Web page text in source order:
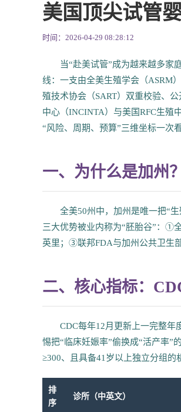
美国顶尖试管
时间：2026-04-29 08:28:12
当“赴美试管”成为越来越多家
线：一支由全美生殖学会（ASRM
殖技术协会（SART）双重校验、
中心（INCINTA）与美国RFC生殖
“风险、周期、预算”三维坐标一次看
一、为什么是加州
全美50州中，加州是唯一把“
三大优势被业内称为“胚胎谷”：①
英里；③联邦FDA与加州公共卫生
二、核心指标：
CDC每年12月更新上一完整年
惕把“临床妊娠率”偷换成“活产率
≥300、且具备41岁以上独立分组的
排
序
诊所（中英文）